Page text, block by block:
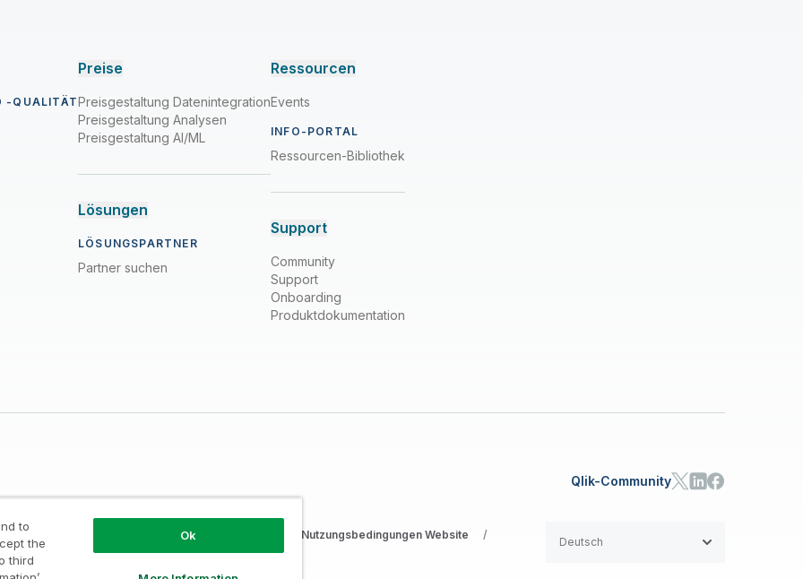
-QUALITÄT
Preise
Preisgestaltung Datenintegration
Preisgestaltung Analysen
Preisgestaltung AI/ML
Lösungen
LÖSUNGSPARTNER
Partner suchen
Ressourcen
Events
INFO-PORTAL
Ressourcen-Bibliothek
Support
Community
Support
Onboarding
Produktdokumentation
Qlik-Community
Cookie-Erklärung Marken Nutzungsbedingungen Website
/
Deutsch
to
the
third
Ok